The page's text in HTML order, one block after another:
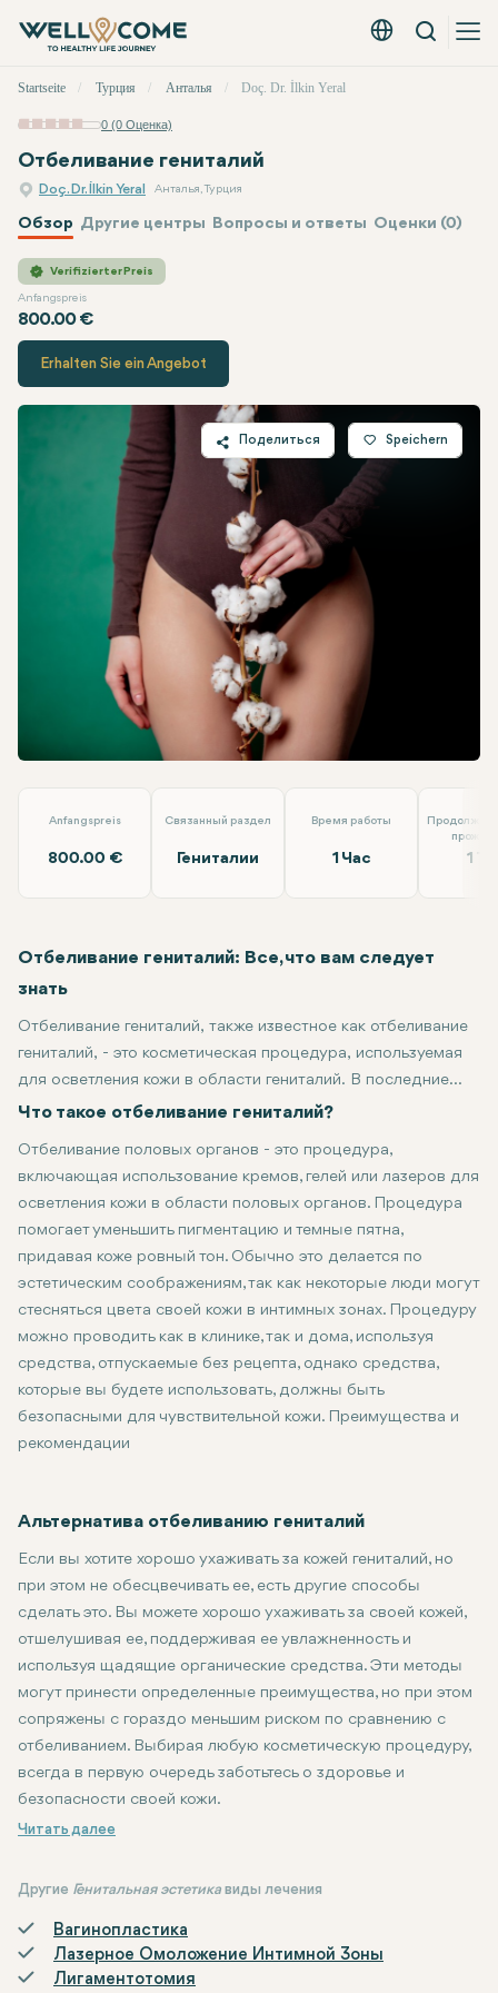
Русский - EUR
Вызов
меню
Startseite Турция Анталья Doç. Dr. İlkin Yeral
0 (0 Оценка)
Отбеливание гениталий
Doç. Dr. İlkin Yeral Анталья, Турция
Обзор Другие центры Вопросы и ответы Оценки (0)
Verifizierter Preis
Anfangspreis
800.00 €
Doç. Dr. İlkin YeralЦена
Erhalten Sie ein Angebot
Поделиться
Twitter
Facebook
Linkedin
WhatsApp
Telegram
Электронная почта
Speichern
Anfangspreis
800.00 €
Связанный раздел
Гениталии
Время работы
1 Час 1
Отбеливание гениталий: Все, что вам следует
знать
Отбеливание гениталий, также известное как отбеливание
гениталий, - это косметическая процедура, используемая
для осветления кожи в области гениталий. В последние
годы она завоевала популярность среди тех людей,
привлекательными. Несмотря на то, что это обычно
безвредно, если проводится профессионалом, вам
действительно нужно учитывать его преимущества, риски
и альтернативы.
Что такое отбеливание гениталий?
Отбеливание половых органов - это процедура,
включающая использование кремов, гелей или лазеров для
осветления кожи в области половых органов. Процедура
помогает уменьшить пигментацию и темные пятна,
придавая коже ровный тон. Обычно это делается по
эстетическим соображениям, так как некоторые люди могут
стесняться цвета своей кожи в интимных зонах. Процедуру
можно проводить как в клинике, так и дома, используя
средства, отпускаемые без рецепта, однако средства,
которые вы будете использовать, должны быть
безопасными для чувствительной кожи. Преимущества и
рекомендации
Альтернатива отбеливанию гениталий
Если вы хотите хорошо ухаживать за кожей гениталий, но
при этом не обесцвечивать ее, есть другие способы
сделать это. Вы можете хорошо ухаживать за своей кожей,
отшелушивая ее, поддерживая ее увлажненность и
используя щадящие органические средства. Эти методы
могут принести определенные преимущества, но при этом
сопряжены с гораздо меньшим риском по сравнению с
отбеливанием. Выбирая любую косметическую процедуру,
всегда в первую очередь заботьтесь о здоровье и
безопасности своей кожи.
Другие Генитальная эстетика виды лечения
Вагинопластика
Лазерное Омоложение Интимной Зоны
Лигаментотомия